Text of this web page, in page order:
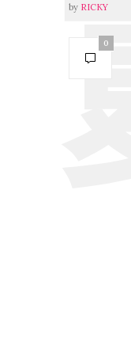
by RICKY
0